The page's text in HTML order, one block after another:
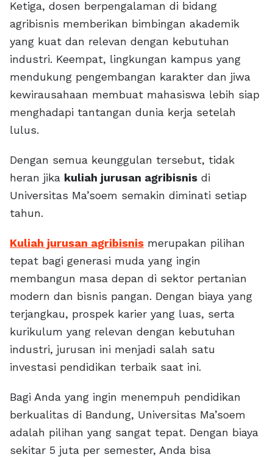
Ketiga, dosen berpengalaman di bidang
agribisnis memberikan bimbingan akademik
yang kuat dan relevan dengan kebutuhan
industri. Keempat, lingkungan kampus yang
mendukung pengembangan karakter dan jiwa
kewirausahaan membuat mahasiswa lebih siap
menghadapi tantangan dunia kerja setelah
lulus.
Dengan semua keunggulan tersebut, tidak
heran jika kuliah jurusan agribisnis di
Universitas Ma’soem semakin diminati setiap
tahun.
Kuliah jurusan agribisnis merupakan pilihan
tepat bagi generasi muda yang ingin
membangun masa depan di sektor pertanian
modern dan bisnis pangan. Dengan biaya yang
terjangkau, prospek karier yang luas, serta
kurikulum yang relevan dengan kebutuhan
industri, jurusan ini menjadi salah satu
investasi pendidikan terbaik saat ini.
Bagi Anda yang ingin menempuh pendidikan
berkualitas di Bandung, Universitas Ma’soem
adalah pilihan yang sangat tepat. Dengan biaya
sekitar 5 juta per semester, Anda bisa